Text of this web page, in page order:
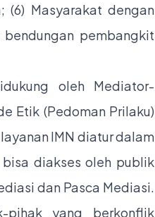
(6) Masyarakat dengan
pembangkit
oleh Mediator-
Etik (Pedoman Prilaku)
IMN diatur dalam
diakses oleh publik
dan Pasca Mediasi.
pihak yang berkonflik